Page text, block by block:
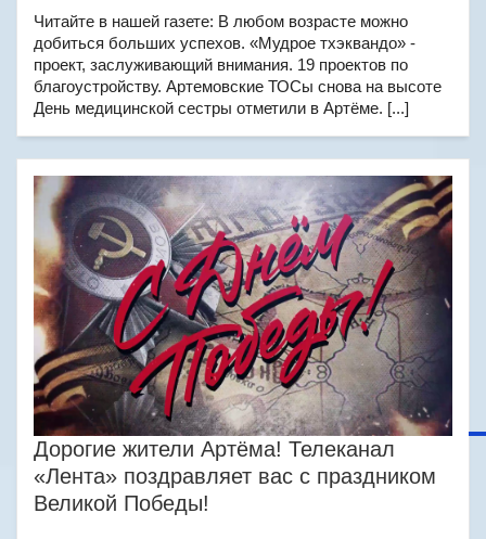
Читайте в нашей газете: В любом возрасте можно
добиться больших успехов. «Мудрое тхэквандо» -
проект, заслуживающий внимания. 19 проектов по
благоустройству. Артемовские ТОСы снова на высоте
День медицинской сестры отметили в Артёме. [...]
Дорогие жители Артёма! Телеканал
«Лента» поздравляет вас с праздником
Великой Победы!